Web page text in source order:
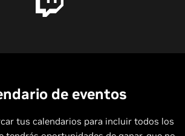
de eventos
tus calendarios para incluir todos los